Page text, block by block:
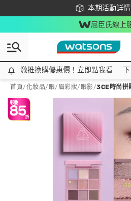
本期活動詳
下載app最高
屈臣氏線上
激推換購優惠價！立即點我看
激推換購優惠價！立即點我看
首頁/化妝品/ 眼/眉彩妝/ 眼影/3CE時尚拼